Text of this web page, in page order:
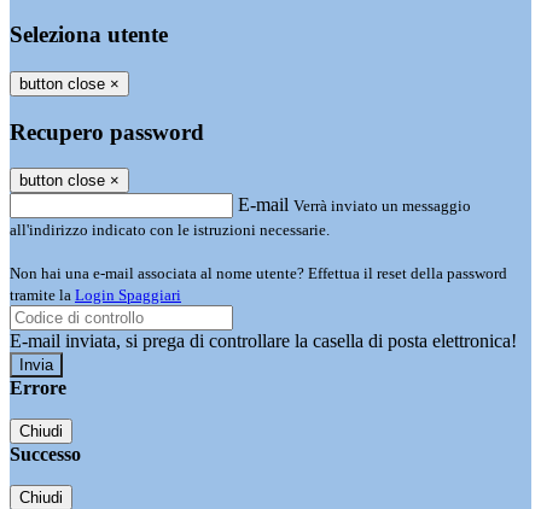
Seleziona utente
button close ×
Recupero password
button close ×
E-mail Verrà inviato un messaggio
all'indirizzo indicato con le istruzioni necessarie.
Non hai una e-mail associata al nome utente? Effettua il reset della password
tramite la Login Spaggiari
E-mail inviata, si prega di controllare la casella di posta elettronica!
Errore
Chiudi
Successo
Chiudi